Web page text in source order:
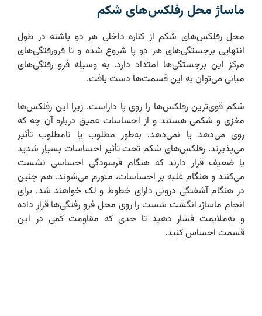
ماساژ محل رفلکس‌های شکم
محل رفلکس‌های شکم از کناره داخلی هر دو پاشنه در طول
انتهایی برجستگی‌های هر دو پا شروع شده و تا فرورفتگی‌های
مرکز این برجستگی‌ها امتداد دارد. به وسیله فرو رفتگی‌های
میانی می‌توان به این قسمت‌ها دست یافت.
شکم قوی‌ترین رفلکس‌ها را روی پا داراست. زیرا این رفلکس‌ها
مغزی و شکمی هستند و از احساسات عمیق درباره آن چه که
روی می‌دهد یا نمی‌دهد، به‌طور مطلوب یا نامطلوب تأثیر
می‌پذیرند. رفلکس‌های شکم تحت تأثیر احساسات بسیار شدید
یا ضعیف قرار دارند که هنگام فرسودگی احساسی نشست
می‌کنند و هنگام غلبه بر احساسات، متورم می‌شوند. هم چنین
در هنگام آشفتگی درونی دارای خطوط و لک خواهند شد. برای
انجام ماساژ، انگشت شست را روی محل فرو رفتگی‌ها قرار داده
و به‌ملایمت فشار دهید تا حدی که مقاومت کمی در این
قسمت احساس کنید.